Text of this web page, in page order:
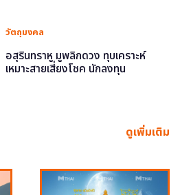
วัตถุมงคล
อสุรินทราหู มูพลิกดวง ทุบเคราะห์
เหมาะสายเสี่ยงโชค นักลงทุน
ดูเพิ่มเติม